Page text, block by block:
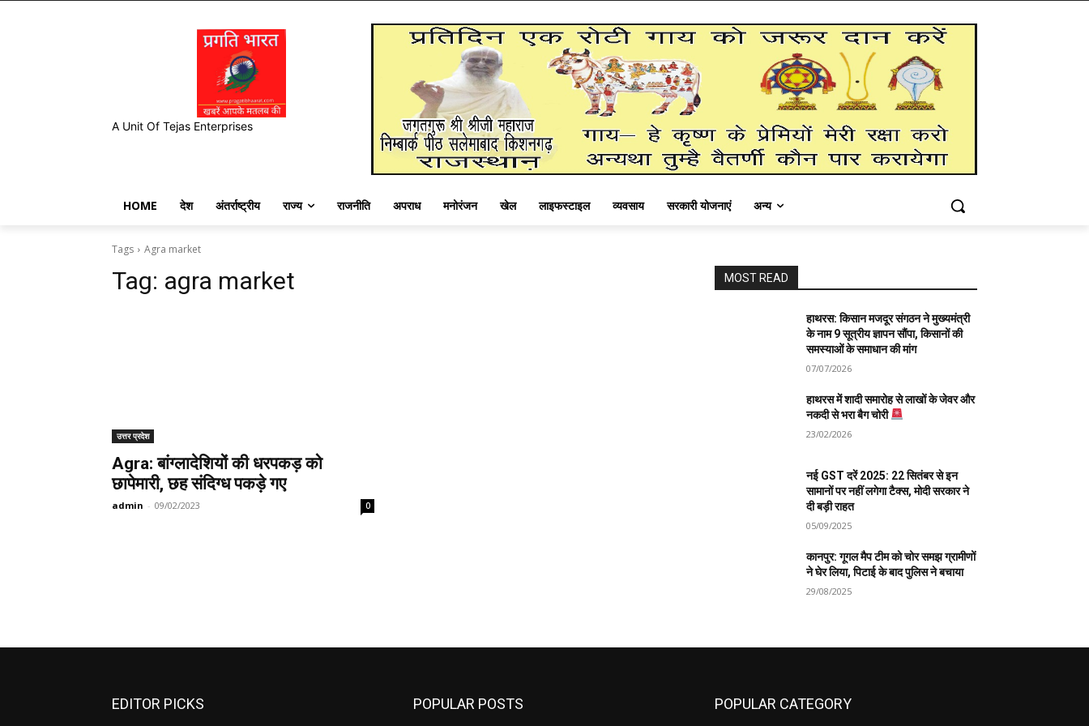
A Unit Of Tejas Enterprises
HOME देश अंतर्राष्ट्रीय राज्य राजनीति अपराध मनोरंजन खेल लाइफस्टाइल व्यवसाय सरकारी योजनाएं अन्य
Tags Agra market
Tag: agra market
उत्तर प्रदेश
Agra: बांग्लादेशियों की धरपकड़ को
छापेमारी, छह संदिग्ध पकड़े गए
admin - 09/02/2023 0
MOST READ
हाथरस: किसान मजदूर संगठन ने मुख्यमंत्री
के नाम 9 सूत्रीय ज्ञापन सौंपा, किसानों की
समस्याओं के समाधान की मांग
07/07/2026
हाथरस में शादी समारोह से लाखों के जेवर और
नकदी से भरा बैग चोरी
23/02/2026
नई GST दरें 2025: 22 सितंबर से इन
सामानों पर नहीं लगेगा टैक्स, मोदी सरकार ने
दी बड़ी राहत
05/09/2025
कानपुर: गूगल मैप टीम को चोर समझ ग्रामीणों
ने घेर लिया, पिटाई के बाद पुलिस ने बचाया
29/08/2025
EDITOR PICKS POPULAR POSTS POPULAR CATEGORY